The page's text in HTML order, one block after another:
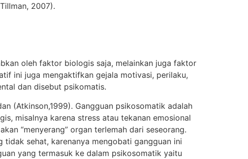
2007).
oleh faktor biologis saja, melainkan juga faktor
ini juga mengaktifkan gejala motivasi, perilaku,
dan disebut psikomatis.
(Atkinson,1999). Gangguan psikosomatik adalah
misalnya karena stress atau tekanan emosional
“menyerang” organ terlemah dari seseorang.
sehat, karenanya mengobati gangguan ini
yang termasuk ke dalam psikosomatik yaitu